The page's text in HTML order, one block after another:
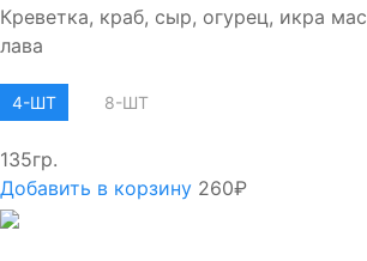
Креветка, краб, сыр, огурец, икра
лава
4-ШТ 8-ШТ
135гр.
Добавить в корзину 260₽